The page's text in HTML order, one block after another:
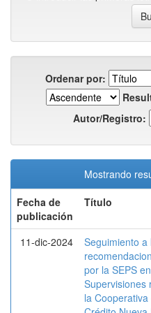
Ordenar por:
Autor/Registro:
Mostrando
Fecha de
publicación
Título
11-dic-2024
Seguimiento a
por la SEPS
Supervisiones
la